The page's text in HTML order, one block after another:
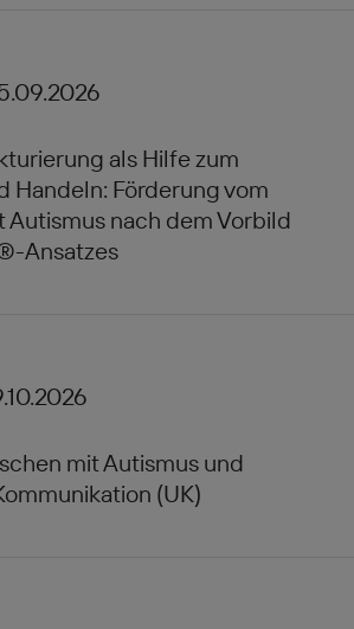
als Hilfe zum
Handeln: Förderung vom
Autismus nach dem Vorbild
Ansatzes
mit Autismus und
(UK)